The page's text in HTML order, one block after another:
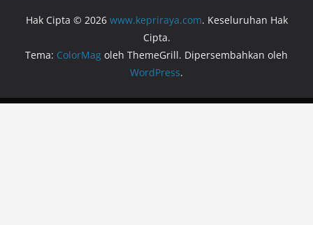
Hak Cipta © 2026 www.kepriraya.com. Keseluruhan Hak
Cipta.
Tema: ColorMag oleh ThemeGrill. Dipersembahkan oleh
WordPress.